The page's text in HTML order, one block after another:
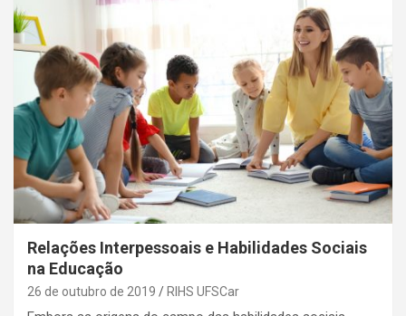
Relações Interpessoais e Habilidades Sociais
na Educação
26 de outubro de 2019 RIHS UFSCar